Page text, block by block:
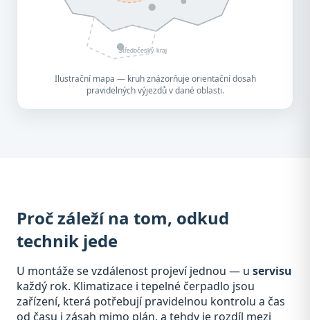
Středočeský kraj
Ilustrační mapa — kruh znázorňuje orientační dosah
pravidelných výjezdů v dané oblasti.
Proč záleží na tom, odkud
technik jede
U montáže se vzdálenost projeví jednou — u servisu
každý rok. Klimatizace i tepelné čerpadlo jsou
zařízení, která potřebují pravidelnou kontrolu a čas
od času i zásah mimo plán, a tehdy je rozdíl mezi